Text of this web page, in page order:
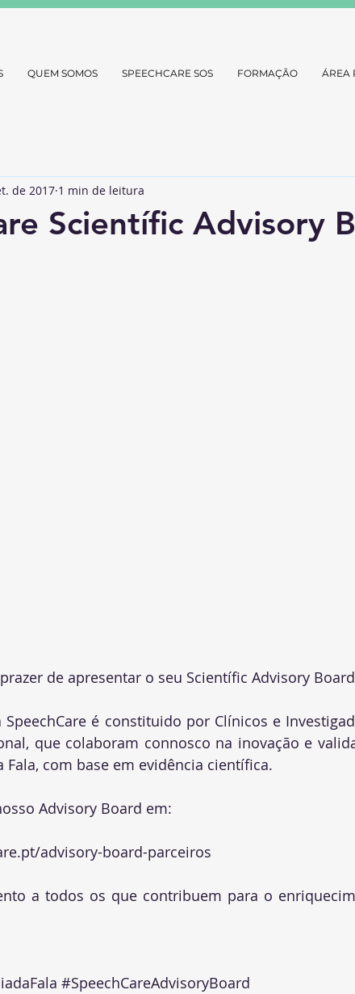
QUEM SOMOS SPEECHCARE SOS FORMAÇÃO ÁREA
Scientífic Advisory
de 2017 1 min de leitura
de apresentar o seu Scientífic Advisory
SpeechCare é constituido por Clínicos e
que colaboram connosco na inovação e
Fala, com base em evidência científica.
Advisory Board em:
advisory-board-parceiros
a todos os que contribuem para o
#SpeechCareAdvisoryBoard